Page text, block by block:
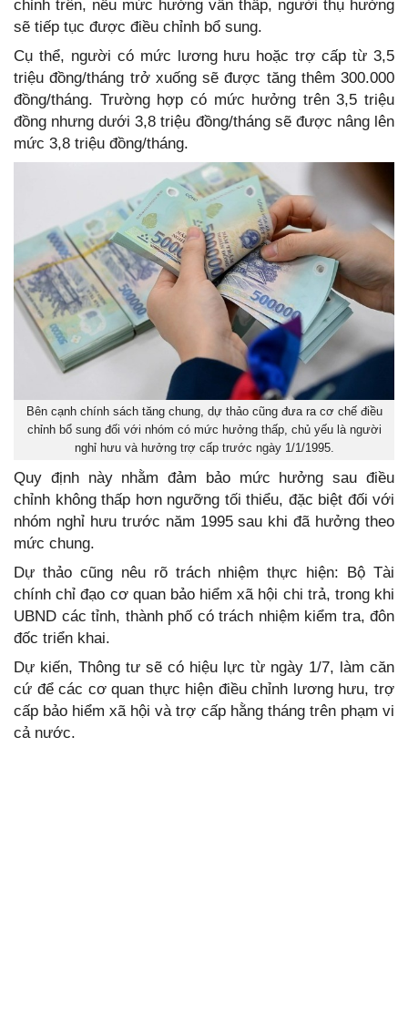
chỉnh trên, nếu mức hưởng vẫn thấp, người thụ hưởng
sẽ tiếp tục được điều chỉnh bổ sung.
Cụ thể, người có mức lương hưu hoặc trợ cấp từ 3,5
triệu đồng/tháng trở xuống sẽ được tăng thêm 300.000
đồng/tháng. Trường hợp có mức hưởng trên 3,5 triệu
đồng nhưng dưới 3,8 triệu đồng/tháng sẽ được nâng lên
mức 3,8 triệu đồng/tháng.
Bên cạnh chính sách tăng chung, dự thảo cũng đưa ra cơ chế điều
chỉnh bổ sung đối với nhóm có mức hưởng thấp, chủ yếu là người
nghỉ hưu và hưởng trợ cấp trước ngày 1/1/1995.
Quy định này nhằm đảm bảo mức hưởng sau điều
chỉnh không thấp hơn ngưỡng tối thiểu, đặc biệt đối với
nhóm nghỉ hưu trước năm 1995 sau khi đã hưởng theo
mức chung.
Dự thảo cũng nêu rõ trách nhiệm thực hiện: Bộ Tài
chính chỉ đạo cơ quan bảo hiểm xã hội chi trả, trong khi
UBND các tỉnh, thành phố có trách nhiệm kiểm tra, đôn
đốc triển khai.
Dự kiến, Thông tư sẽ có hiệu lực từ ngày 1/7, làm căn
cứ để các cơ quan thực hiện điều chỉnh lương hưu, trợ
cấp bảo hiểm xã hội và trợ cấp hằng tháng trên phạm vi
cả nước.